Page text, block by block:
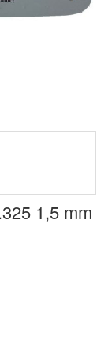
1,5 mm